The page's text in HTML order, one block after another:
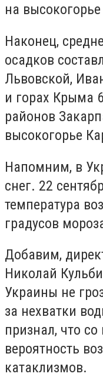
на
Наконец,
осадков
Львовской,
и горах Крыма
районов
высокогорье
Напомним, в
снег. 22
температура
градусов
Добавим,
Николай
Украины не
за нехватки
признал, что
вероятность
катаклизмов.